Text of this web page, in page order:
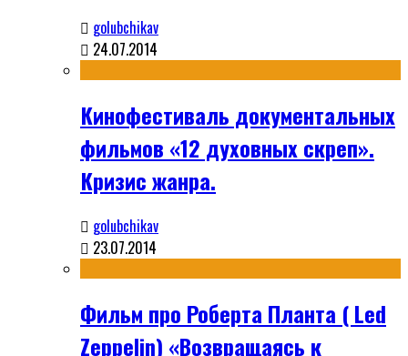
golubchikav
24.07.2014
Кинофестиваль документальных
фильмов «12 духовных скреп».
Кризис жанра.
golubchikav
23.07.2014
Фильм про Роберта Планта ( Led
Zeppelin) «Возвращаясь к